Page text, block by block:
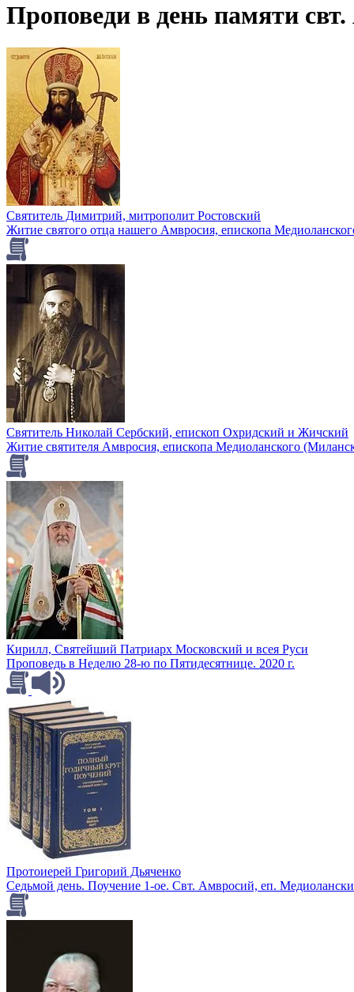
Проповеди в день памяти
Святитель Димитрий, митрополит Ростовский
Житие святого отца нашего Амвросия, епископа
Святитель Николай Сербский, епископ Охридский и Жичский
Житие святителя Амвросия, епископа Медиоланского
Кирилл, Святейший Патриарх Московский и всея Руси
Проповедь в Неделю 28-ю по Пятидесятнице. 2020 г.
Протоиерей Григорий Дьяченко
Седьмой день. Поучение 1-ое. Свт. Амвросий, еп.